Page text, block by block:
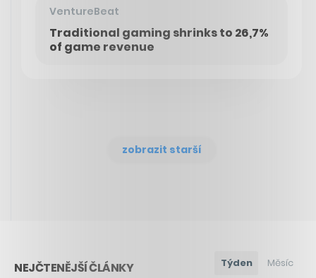
VentureBeat
Traditional gaming shrinks to 26,7%
of game revenue
zobrazit starší
NEJČTENĚJŠÍ ČLÁNKY Týden Měsíc